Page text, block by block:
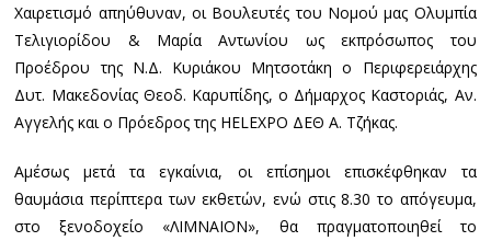
Χαιρετισμό απηύθυναν, οι Βουλευτές του Νομού μας Ολυμπία
Τελιγιορίδου & Μαρία Αντωνίου ως εκπρόσωπος του
Προέδρου της Ν.Δ. Κυριάκου Μητσοτάκη ο Περιφερειάρχης
Δυτ. Μακεδονίας Θεοδ. Καρυπίδης, ο Δήμαρχος Καστοριάς, Αν.
Αγγελής και ο Πρόεδρος της HELEXPO ΔΕΘ Α. Τζήκας.
Αμέσως μετά τα εγκαίνια, οι επίσημοι επισκέφθηκαν τα
θαυμάσια περίπτερα των εκθετών, ενώ στις 8.30 το απόγευμα,
στο ξενοδοχείο «ΛΙΜΝΑΙΟΝ», θα πραγματοποιηθεί το